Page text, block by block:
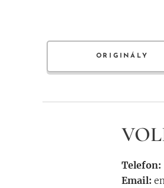
ORIGINÁLY
Telefon:
Email: